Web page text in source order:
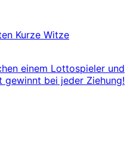
Kurze Witze
einem Lottospieler und
gewinnt bei jeder Ziehung!